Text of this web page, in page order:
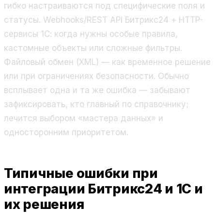
гибко настраиваются под специфические поля и
статусы. Webhooks/REST API Битрикс24 + HTTP-
сервисы 1С: когда нужны особые правила,
кастомные объекты или сложные фильтры.
Файловый обмен (XML) — как временное решение
или при ограничениях безопасности. Обычно
всплывает одна и та же ошибка — забывают
зафиксировать, кто главный по справочнику;
лечится выбором «мастера данных» и
односторонним приоритетом.
Типичные ошибки при
интеграции Битрикс24 и 1С и
их решения